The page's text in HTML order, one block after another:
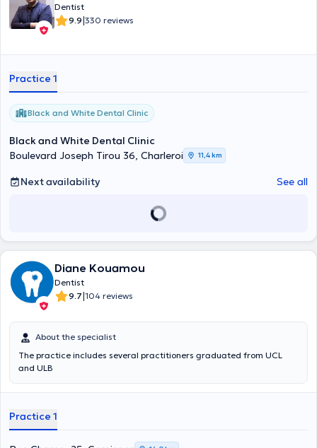
Dentist
9.9|330 reviews
Practice 1
Black and White Dental Clinic
Black and White Dental Clinic
Boulevard Joseph Tirou 36, Charleroi
11,4 km
Next availability See all
Diane Kouamou
Dentist
9.7|104 reviews
About the specialist
The practice includes several practitioners graduated from UCL
and ULB
Practice 1